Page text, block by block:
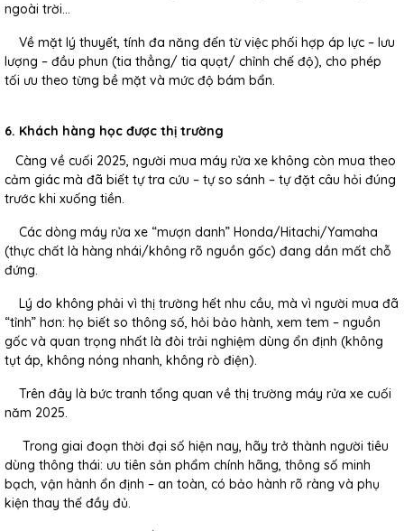
ngoài trời…
Về mặt lý thuyết, tính đa năng đến từ việc phối hợp áp lực – lưu
lượng – đầu phun (tia thẳng/ tia quạt/ chỉnh chế độ), cho phép
tối ưu theo từng bề mặt và mức độ bám bẩn.
6. Khách hàng học được thị trường
Càng về cuối 2025, người mua máy rửa xe không còn mua theo
cảm giác mà đã biết tự tra cứu – tự so sánh – tự đặt câu hỏi đúng
trước khi xuống tiền.
Các dòng máy rửa xe “mượn danh” Honda/Hitachi/Yamaha
(thực chất là hàng nhái/không rõ nguồn gốc) đang dần mất chỗ
đứng.
Lý do không phải vì thị trường hết nhu cầu, mà vì người mua đã
“tỉnh” hơn: họ biết so thông số, hỏi bảo hành, xem tem – nguồn
gốc và quan trọng nhất là đòi trải nghiệm dùng ổn định (không
tụt áp, không nóng nhanh, không rò điện).
Trên đây là bức tranh tổng quan về thị trường máy rửa xe cuối
năm 2025.
Trong giai đoạn thời đại số hiện nay, hãy trở thành người tiêu
dùng thông thái: ưu tiên sản phẩm chính hãng, thông số minh
bạch, vận hành ổn định – an toàn, có bảo hành rõ ràng và phụ
kiện thay thế đầy đủ.